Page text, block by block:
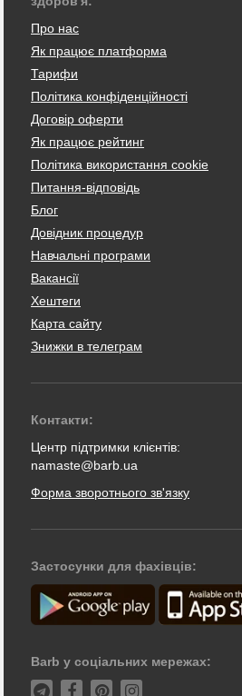
Про нас
Як працює платформа
Тарифи
Політика конфіденційності
Договір оферти
Як працює рейтинг
Політика використання cookie
Питання-відповідь
Блог
Довідник процедур
Навчальні програми
Вакансії
Хештеги
Карта сайту
Знижки в телеграм
Контакти:
Центр підтримки клієнтів:
namaste@barb.ua
Форма зворотнього зв'язку
Застосунки для фахівців:
Barb у соціальних мережах: